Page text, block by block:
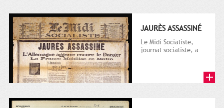
JAURÈS ASSASSINÉ
Le Midi Socialiste,
journal socialiste, a